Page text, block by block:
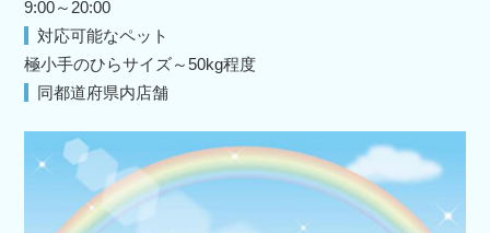
9:00～20:00
対応可能なペット
極小手のひらサイズ～50kg程度
同都道府県内店舗